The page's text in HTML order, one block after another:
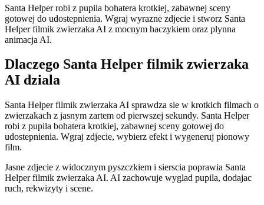
Santa Helper robi z pupila bohatera krotkiej, zabawnej sceny
gotowej do udostepnienia. Wgraj wyrazne zdjecie i stworz Santa
Helper filmik zwierzaka AI z mocnym haczykiem oraz plynna
animacja AI.
Dlaczego Santa Helper filmik zwierzaka
AI dziala
Santa Helper filmik zwierzaka AI sprawdza sie w krotkich filmach o
zwierzakach z jasnym zartem od pierwszej sekundy. Santa Helper
robi z pupila bohatera krotkiej, zabawnej sceny gotowej do
udostepnienia. Wgraj zdjecie, wybierz efekt i wygeneruj pionowy
film.
Jasne zdjecie z widocznym pyszczkiem i sierscia poprawia Santa
Helper filmik zwierzaka AI. AI zachowuje wyglad pupila, dodajac
ruch, rekwizyty i scene.